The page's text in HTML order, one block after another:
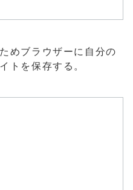
めブラウザーに自分の
トを保存する。